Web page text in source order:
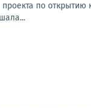
по открытию